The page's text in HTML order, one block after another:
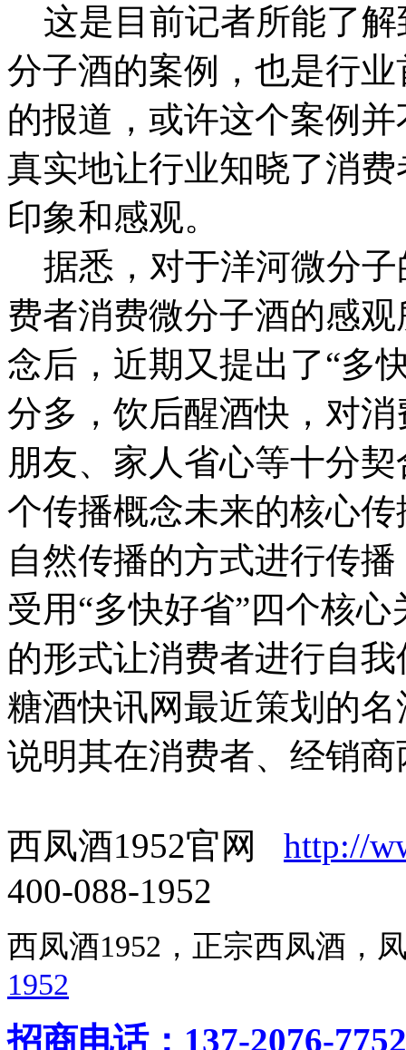
这是目前记者所能了解
分子酒的案例，也是行
的报道，或许这个案例
真实地让行业知晓了消
印象和感观。
据悉，对于洋河微分子
费者消费微分子酒的感
念后，近期又提出了“多
分多，饮后醒酒快，对
朋友、家人省心等十分
个传播概念未来的核心
自然传播的方式进行传
受用“多快好省”四个核
的形式让消费者进行自
糖酒快讯网最近策划的
说明其在消费者、经销
西凤酒1952官网 http://
400-088-1952
西凤酒1952，正宗西凤酒
1952
招商电话：137-2076-7752